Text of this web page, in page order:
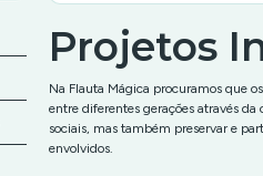
Projetos
Na Flauta Mágica procuramos que
entre diferentes gerações através
sociais, mas também preservar e
envolvidos.